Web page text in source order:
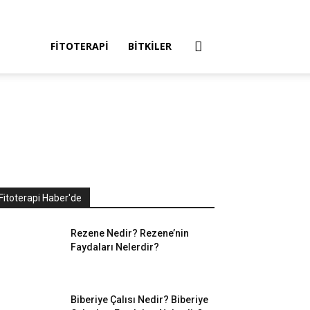
FITOTERAPI BITKILER
Haber'de
Rezene Nedir? Rezene’nin
Faydaları Nelerdir?
Biberiye Çalısı Nedir? Biberiye